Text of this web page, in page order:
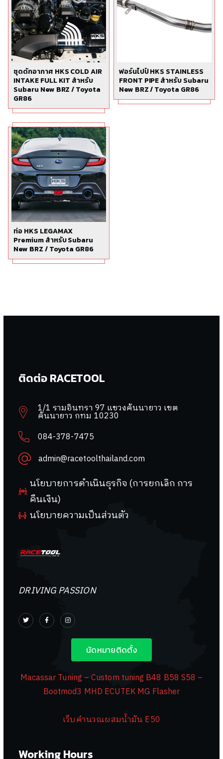
ชุดดักอากาศ HKS COLD AIR
INTAKE FULL KIT สำหรับ
Subaru New BRZ / Toyota
GR86
ฟอร์นไปป์ HKS STAINLESS
FRONT PIPE สำหรับ Subaru
New BRZ / Toyota GR86
ท่อ HKS LEGAMAX
Premium สำหรับ Subaru
New BRZ / Toyota GR86
ติดต่อ RACETOOL
1/1 รามอินทรา 97 แขวงคันนายาว เขต
คันนายาว กทม 10230
084-378-7475
admin@racetoolthailand.com
นโยบายการดำเนินธุรกิจ (การยกเลิก การ
คืนเงิน)
นโยบายความเป็นส่วนตัว
DRIVING PASSION
นัดหมายติดตั้ง
Macassar Tuning – Custom tuning B48 B58 S58 –
Bootmod3 MHD ECUTEK MG Flasher
เว็บคำนวณผสมน้ำมัน E50
Working Hours